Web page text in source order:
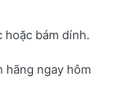
bám dính.
hãng ngay hôm